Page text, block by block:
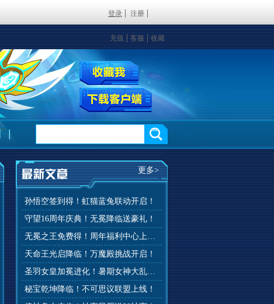
登录 注册
充值 客服 收藏
更多>
孙悟空签到得！虹猫蓝兔联动开启！
守望16周年庆典！无冕降临送豪礼！
无冕之王免费得！周年福利中心上线！
天命王光启降临！万魔殿挑战开启！
圣羽女皇加冕进化！暑期女神大乱斗开赛！
秘宝乾坤降临！不可思议联盟上线！